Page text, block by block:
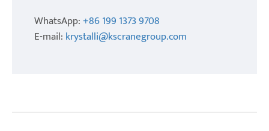
WhatsApp:+86 199 1373 9708
E-mail: krystalli@kscranegroup.com